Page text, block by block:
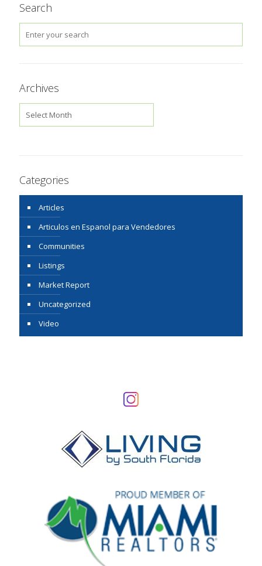
Search
Archives
Categories
Articles
Articulos en Espanol para Vendedores
Communities
Listings
Market Report
Uncategorized
Video